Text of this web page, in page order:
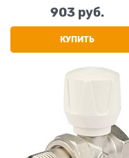
903 руб.
КУПИТЬ